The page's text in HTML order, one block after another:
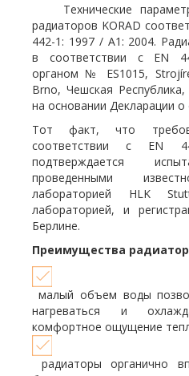
Технические
радиаторов KORAD
442-1: 1997 / A1: 2004.
в соответствии с EN
органом № ES1015,
Brno, Чешская
на основании Декларации о
Тот факт, что
соответствии с EN
подтверждается
проведенными
лабораторией HLK
лабораторией, и
Берлине.
Преимущества
малый объем воды
нагреваться и
комфортное ощущение
радиаторы органично